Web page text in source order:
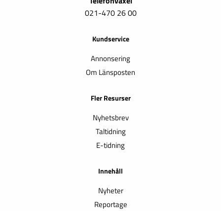
021-470 26 00
Kundservice
Annonsering
Om Länsposten
Fler Resurser
Nyhetsbrev
Taltidning
E-tidning
Innehåll
Nyheter
Reportage